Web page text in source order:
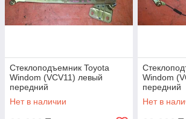
Стеклоподъемник Toyota
Windom (VCV11) левый
передний
Нет в наличии
Windom
передний
Нет в